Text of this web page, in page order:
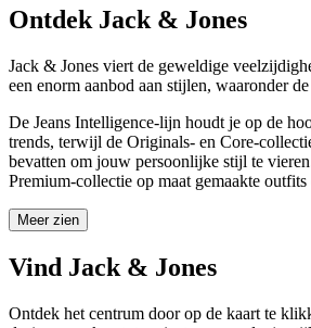
Ontdek Jack & Jones
Jack & Jones viert de geweldige
een enorm aanbod aan stijlen, waaronder
De Jeans Intelligence-lijn houdt je op de
trends, terwijl de Originals- en Core-
bevatten om jouw persoonlijke stijl te
Premium-collectie op maat gemaakte
Meer zien
Vind Jack & Jones
Ontdek het centrum door op de kaart te